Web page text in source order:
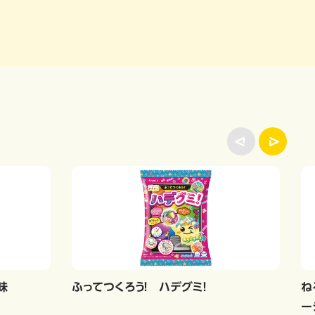
ふってつくろう！ ハデグミ！
ね
ー